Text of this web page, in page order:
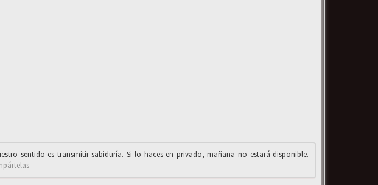
sentido es transmitir sabiduría. Si lo haces en privado, mañana no estará disponible.